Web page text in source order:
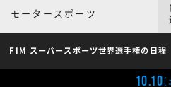
モータースポーツ
FIM スーパースポーツ世界選手権の日程
10.10[